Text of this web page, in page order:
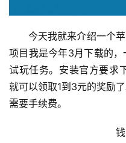
今天我就来介绍一个
项目我是今年3月下载的
试玩任务。安装官方要求
就可以领取1到3元的奖励
需要手续费。